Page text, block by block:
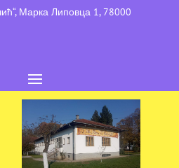
Марка Липовца 1, 78000